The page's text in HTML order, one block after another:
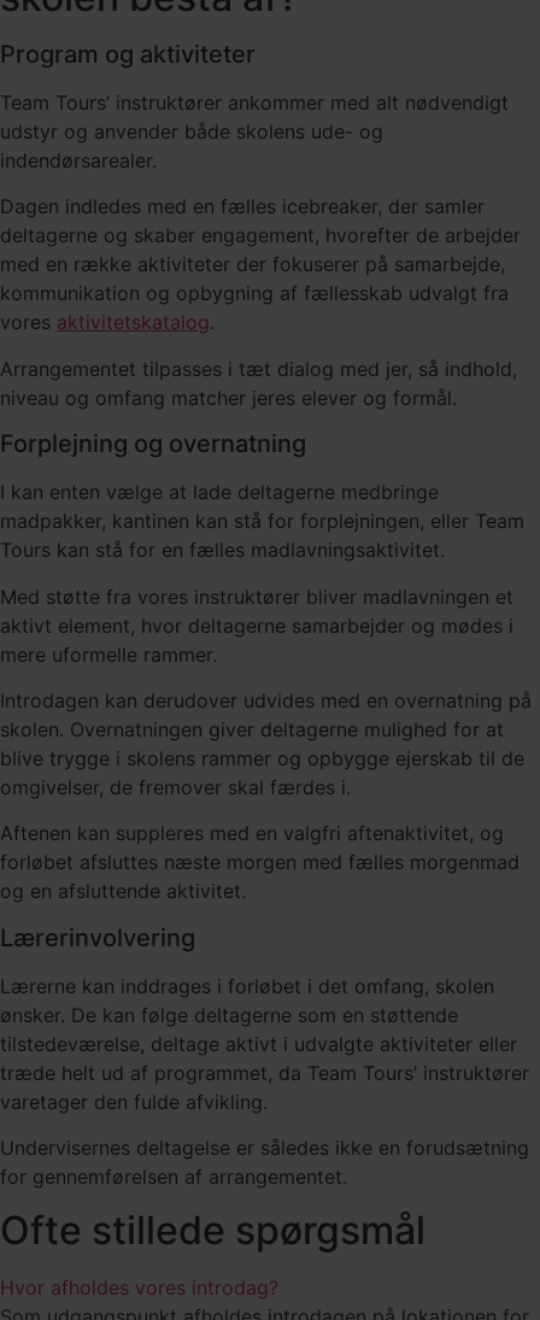
Program og aktiviteter
Team Tours’ instruktører ankommer med alt nødvendigt
udstyr og anvender både skolens ude- og
indendørsarealer.
Dagen indledes med en fælles icebreaker, der samler
deltagerne og skaber engagement, hvorefter de arbejder
med en række aktiviteter der fokuserer på samarbejde,
kommunikation og opbygning af fællesskab udvalgt fra
vores aktivitetskatalog.
Arrangementet tilpasses i tæt dialog med jer, så indhold,
niveau og omfang matcher jeres elever og formål.
Forplejning og overnatning
I kan enten vælge at lade deltagerne medbringe
madpakker, kantinen kan stå for forplejningen, eller Team
Tours kan stå for en fælles madlavningsaktivitet.
Med støtte fra vores instruktører bliver madlavningen et
aktivt element, hvor deltagerne samarbejder og mødes i
mere uformelle rammer.
Introdagen kan derudover udvides med en overnatning på
skolen. Overnatningen giver deltagerne mulighed for at
blive trygge i skolens rammer og opbygge ejerskab til de
omgivelser, de fremover skal færdes i.
Aftenen kan suppleres med en valgfri aftenaktivitet, og
forløbet afsluttes næste morgen med fælles morgenmad
og en afsluttende aktivitet.
Lærerinvolvering
Lærerne kan inddrages i forløbet i det omfang, skolen
ønsker. De kan følge deltagerne som en støttende
tilstedeværelse, deltage aktivt i udvalgte aktiviteter eller
træde helt ud af programmet, da Team Tours’ instruktører
varetager den fulde afvikling.
Undervisernes deltagelse er således ikke en forudsætning
for gennemførelsen af arrangementet.
Ofte stillede spørgsmål
Hvor afholdes vores introdag?